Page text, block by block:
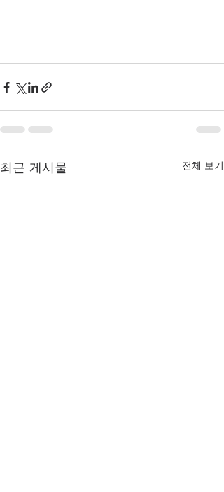
최근 게시물 전체 보기